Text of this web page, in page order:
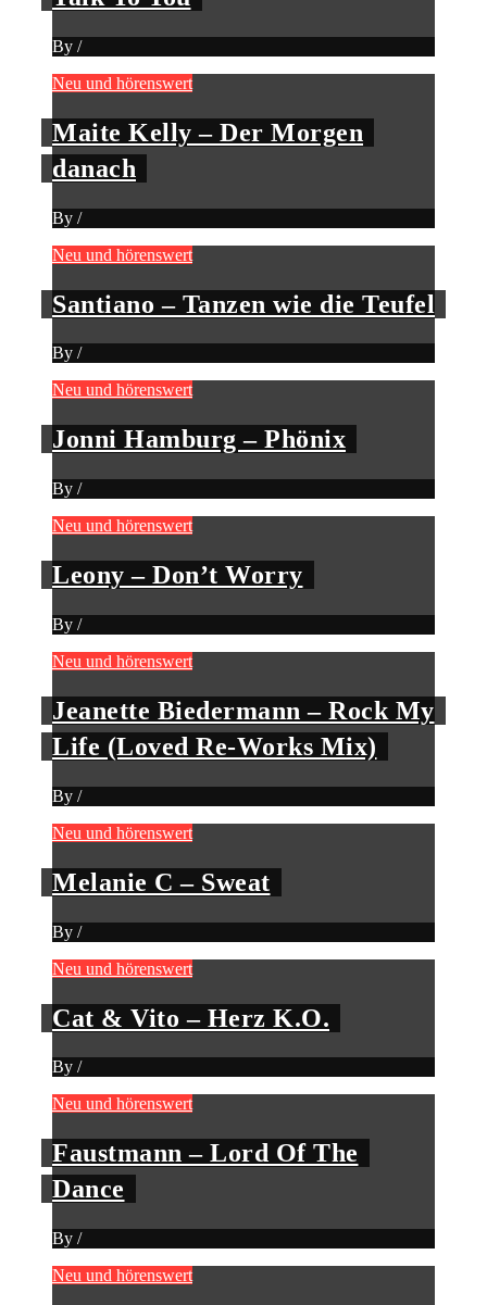
By /
Neu und hörenswert
Maite Kelly – Der Morgen
danach
By /
Neu und hörenswert
Santiano – Tanzen wie die Teufel
By /
Neu und hörenswert
Jonni Hamburg – Phönix
By /
Neu und hörenswert
Leony – Don’t Worry
By /
Neu und hörenswert
Jeanette Biedermann – Rock My
Life (Loved Re-Works Mix)
By /
Neu und hörenswert
Melanie C – Sweat
By /
Neu und hörenswert
Cat & Vito – Herz K.O.
By /
Neu und hörenswert
Faustmann – Lord Of The
Dance
By /
Neu und hörenswert